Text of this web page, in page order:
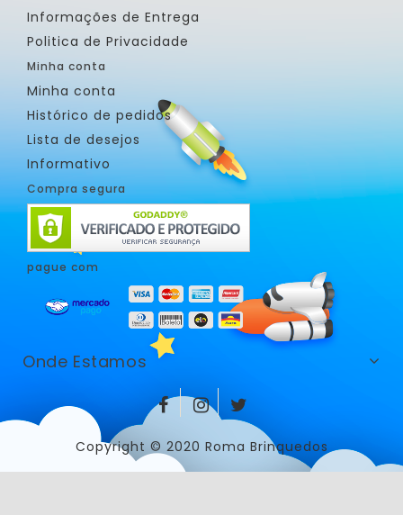
Informações de Entrega
Politica de Privacidade
Minha conta
Minha conta
Histórico de pedidos
Lista de desejos
Informativo
Compra segura
pague com
Onde Estamos
Copyright © 2020 Roma Brinquedos